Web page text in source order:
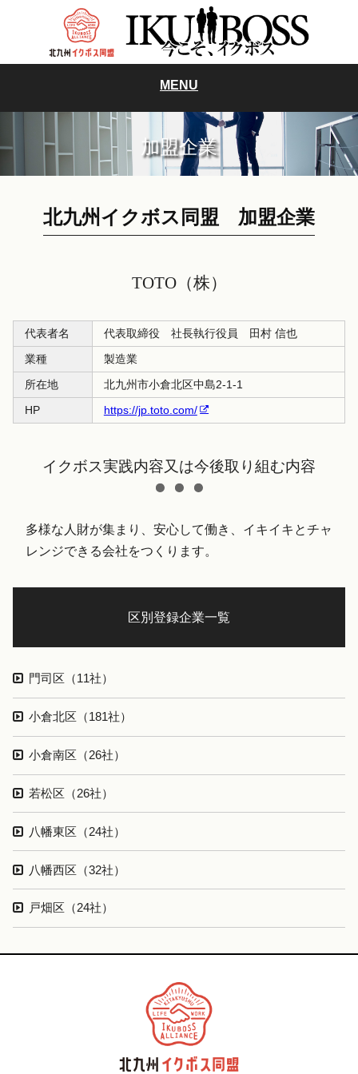
MENU
加盟企業
北九州イクボス同盟 加盟企業
TOTO（株）
代表者名
代表取締役 社長執行役員 田村 信也
業種
製造業
所在地
北九州市小倉北区中島2-1-1
HP
https://jp.toto.com/
イクボス実践内容又は今後取り組む内容
多様な人財が集まり、安心して働き、イキイキとチャ
レンジできる会社をつくります。
区別登録企業一覧
門司区（11社）
小倉北区（181社）
小倉南区（26社）
若松区（26社）
八幡東区（24社）
八幡西区（32社）
戸畑区（24社）